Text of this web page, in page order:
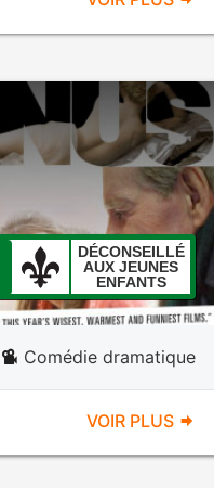
DÉCONSEILLÉ
AUX JEUNES
ENFANTS
Comédie dramatique
VOIR PLUS